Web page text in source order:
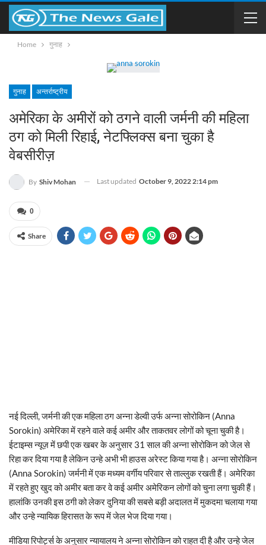
Home गुनाह
गुनाह अन्तर्राष्ट्रीय
अमेरिका के अमीरों को ठगने वाली जर्मनी की महिला
ठग को मिली रिहाई, नेटफ्लिक्स बना चुका है
वेबसीरीज़
By Shiv Mohan Last updated October 9, 2022 2:14 pm
0
Share
नई दिल्ली, जर्मनी की एक महिला ठग अन्ना डेल्वी उर्फ अन्ना सोरोकिन (Anna
Sorokin) अमेरिका में रहने वाले कई अमीर और ताकतवर लोगों को चूना चुकी है।
ईटाइम्स न्यूज़ में छपी एक खबर के अनुसार 31 साल की अन्ना सोरोकिन को जेल से
रिहा कर दिया गया है लेकिन उन्हे अभी भी हाउस अरेस्ट किया गया है। अन्ना सोरोकिन
(Anna Sorokin) जर्मनी में एक मध्यम वर्गीय परिवार से ताल्लुक रखती हैं। अमेरिका
में रहते हुए खुद को अमीर बता कर वे कई अमीर अमेरिकन लोगों को चुना लगा चुकी हैं।
हालांकि उनकी इस ठगी को लेकर दुनिया की सबसे बड़ी अदालत में मुकदमा चलाया गया
और उन्हे न्यायिक हिरासत के रूप में जेल भेज दिया गया।
मीडिया रिपोर्ट्स के अनुसार न्यायालय ने अन्ना सोरोकिन को राहत दी है और उन्हे जेल